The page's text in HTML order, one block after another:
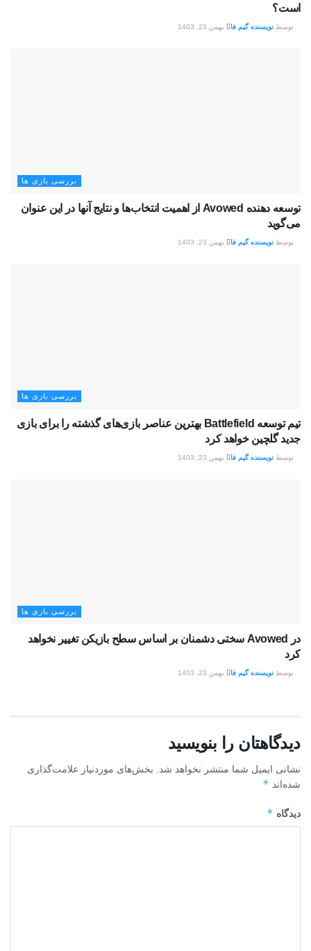
است؟
توسط نویسنده گیم فا بهمن 23, 1403
بررسی بازی ها
توسعه دهنده Avowed از اهمیت انتخاب‌ها و نتایج آنها در این عنوان
می‌گوید
توسط نویسنده گیم فا بهمن 23, 1403
بررسی بازی ها
تیم توسعه Battlefield بهترین عناصر بازی‌های گذشته را برای بازی
جدید گلچین خواهد کرد
توسط نویسنده گیم فا بهمن 23, 1403
بررسی بازی ها
در Avowed سختی دشمنان بر اساس سطح بازیکن تغییر نخواهد
کرد
توسط نویسنده گیم فا بهمن 23, 1403
دیدگاهتان را بنویسید
نشانی ایمیل شما منتشر نخواهد شد.
بخش‌های موردنیاز علامت‌گذاری
شده‌اند *
دیدگاه *